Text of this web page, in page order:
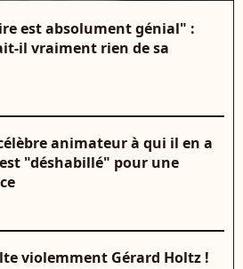
est absolument génial" :
il vraiment rien de sa
animateur à qui il en a
"déshabillé" pour une
violemment Gérard Holtz !